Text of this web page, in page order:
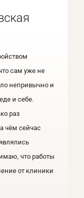
сам уже не
непривычно и
и себе.
раз
чём сейчас
что работы
от клиники